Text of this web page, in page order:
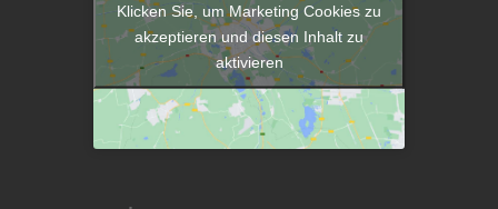
Klicken Sie, um Marketing Cookies zu
akzeptieren und diesen Inhalt zu
aktivieren